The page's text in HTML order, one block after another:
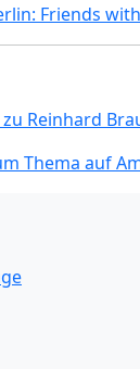
Friends
Reinhard
Thema auf